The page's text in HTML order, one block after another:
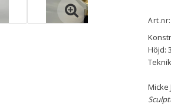
Höjd:
Micke